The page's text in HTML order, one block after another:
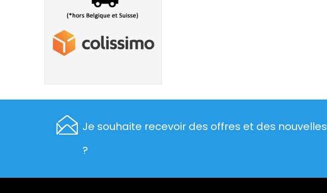
Je souhaite recevoir des offres et des nouvelles
?